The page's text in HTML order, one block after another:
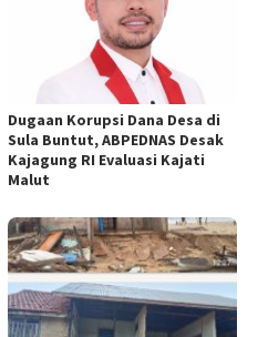
Dugaan Korupsi Dana Desa di
Sula Buntut, ABPEDNAS Desak
Kajagung RI Evaluasi Kajati
Malut